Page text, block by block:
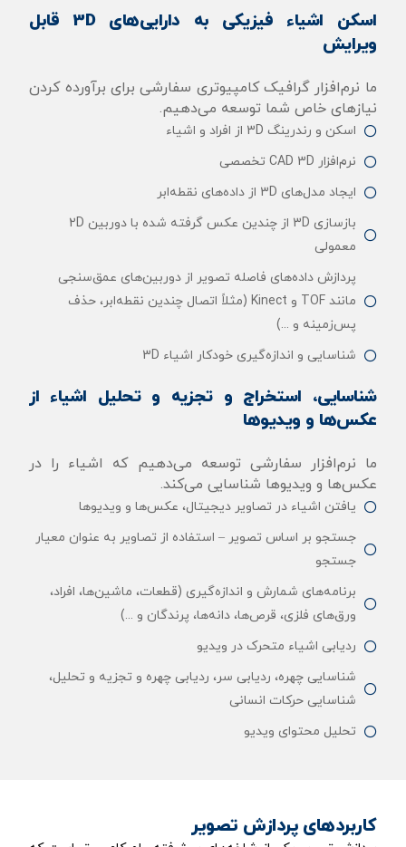
اسکن اشیاء فیزیکی به دارایی‌های 3D قابل
ویرایش
ما نرم‌افزار گرافیک کامپیوتری سفارشی برای برآورده کردن
نیازهای خاص شما توسعه می‌دهیم.
اسکن و رندرینگ 3D از افراد و اشیاء
نرم‌افزار CAD 3D تخصصی
ایجاد مدل‌های 3D از داده‌های نقطه‌ابر
بازسازی 3D از چندین عکس گرفته شده با دوربین 2D
معمولی
پردازش داده‌های فاصله تصویر از دوربین‌های عمق‌سنجی
مانند TOF و Kinect (مثلاً اتصال چندین نقطه‌ابر، حذف
پس‌زمینه و ...)
شناسایی و اندازه‌گیری خودکار اشیاء 3D
شناسایی، استخراج و تجزیه و تحلیل اشیاء از
عکس‌ها و ویدیوها
ما نرم‌افزار سفارشی توسعه می‌دهیم که اشیاء را در
عکس‌ها و ویدیوها شناسایی می‌کند.
یافتن اشیاء در تصاویر دیجیتال، عکس‌ها و ویدیوها
جستجو بر اساس تصویر – استفاده از تصاویر به عنوان معیار
جستجو
برنامه‌های شمارش و اندازه‌گیری (قطعات، ماشین‌ها، افراد،
ورق‌های فلزی، قرص‌ها، دانه‌ها، پرندگان و ...)
ردیابی اشیاء متحرک در ویدیو
شناسایی چهره، ردیابی سر، ردیابی چهره و تجزیه و تحلیل،
شناسایی حرکات انسانی
تحلیل محتوای ویدیو
کاربردهای پردازش تصویر